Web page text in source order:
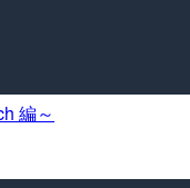
編～